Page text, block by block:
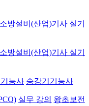
소방설비(산업)기사 실기
소방설비(산업)기사 실기
능사 승강기기능사
실무 강의 왕초보전